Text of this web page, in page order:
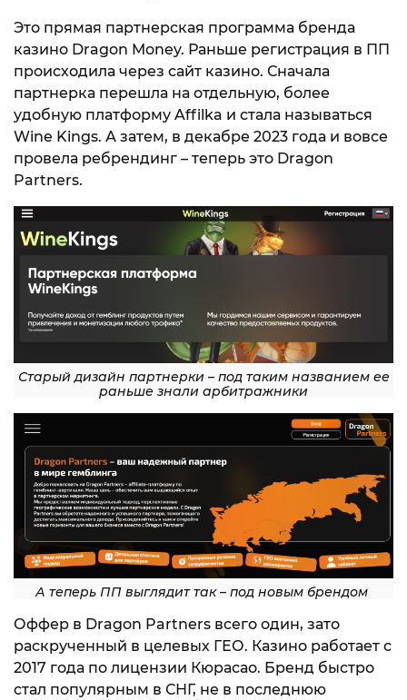
Это прямая партнерская программа бренда
казино Dragon Money. Раньше регистрация в ПП
происходила через сайт казино. Сначала
партнерка перешла на отдельную, более
удобную платформу Affilka и стала называться
Wine Kings. А затем, в декабре 2023 года и вовсе
провела ребрендинг – теперь это Dragon
Partners.
Старый дизайн партнерки – под таким названием ее
раньше знали арбитражники
А теперь ПП выглядит так – под новым брендом
Оффер в Dragon Partners всего один, зато
раскрученный в целевых ГЕО. Казино работает с
2017 года по лицензии Кюрасао. Бренд быстро
стал популярным в СНГ, не в последнюю